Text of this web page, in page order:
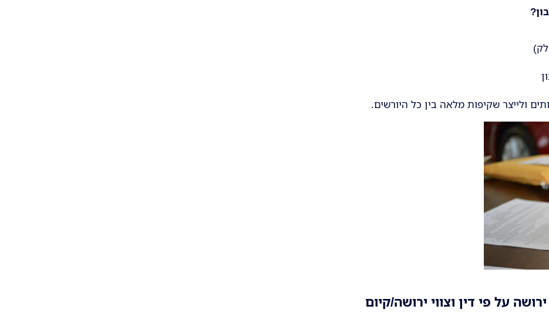
?
ולייצר שקיפות מלאה בין כל היורשים.
על פי דין וצווי ירושה/קיום